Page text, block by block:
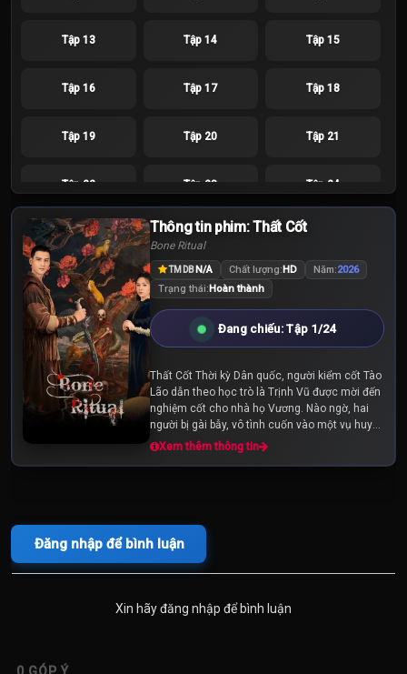
Tập 13 Tập 14 Tập 15
Tập 16 Tập 17 Tập 18
Tập 19 Tập 20 Tập 21
Tập 22 Tập 23 Tập 24
Thông tin phim: Thất Cốt
Bone Ritual
TMDBN/A Chất lượng:HD Năm:2026
Trạng thái:Hoàn thành
Đang chiếu: Tập 1/24
Thất Cốt Thời kỳ Dân quốc, người kiểm cốt Tào
Lão dẫn theo học trò là Trịnh Vũ được mời đến
nghiệm cốt cho nhà họ Vương. Nào ngờ, hai
người bị gài bẫy, vô tình cuốn vào một vụ huyết
án bí ẩn. Để tự cứu lấy mạng sống...
Xem thêm thông tin
Đăng nhập để bình luận
Xin hãy đăng nhập để bình luận
0 GÓP Ý